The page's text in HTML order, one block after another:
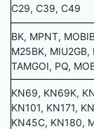
C29, C39, C49
BK, MPNT,
M25BK, MIU2GB,
TAMGOI, PQ,
KN69, KN69K,
KN101, KN171,
KN45C, KN180,